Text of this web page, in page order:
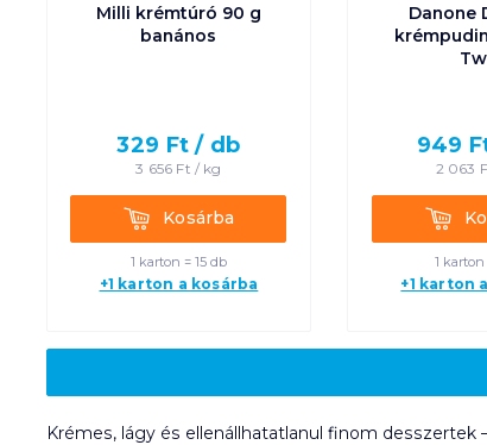
Milli krémtúró 90 g
banános
329 Ft / db
3 656 Ft / kg
KosárbaKosárba
1 karton = 15 db
+1 karton a kosárba
Danone
949
2 063
1
+1 karton
Krémes, lágy és ellenállhatatlanul finom